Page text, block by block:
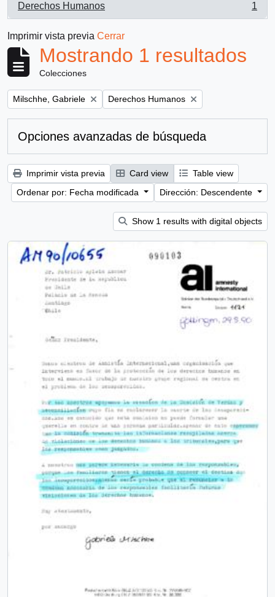
Derechos Humanos
, 1 resultados
1
Imprimir vista previa Cerrar
Mostrando 1 resultados
Colecciones
Remove filter:
Milschhe, Gabriele Remove filter:
Derechos Humanos
Opciones avanzadas de búsqueda
Imprimir vista previa Card view
Table view
Ordenar por: Fecha modificada
Dirección: Descendente
Show 1 results with digital objects